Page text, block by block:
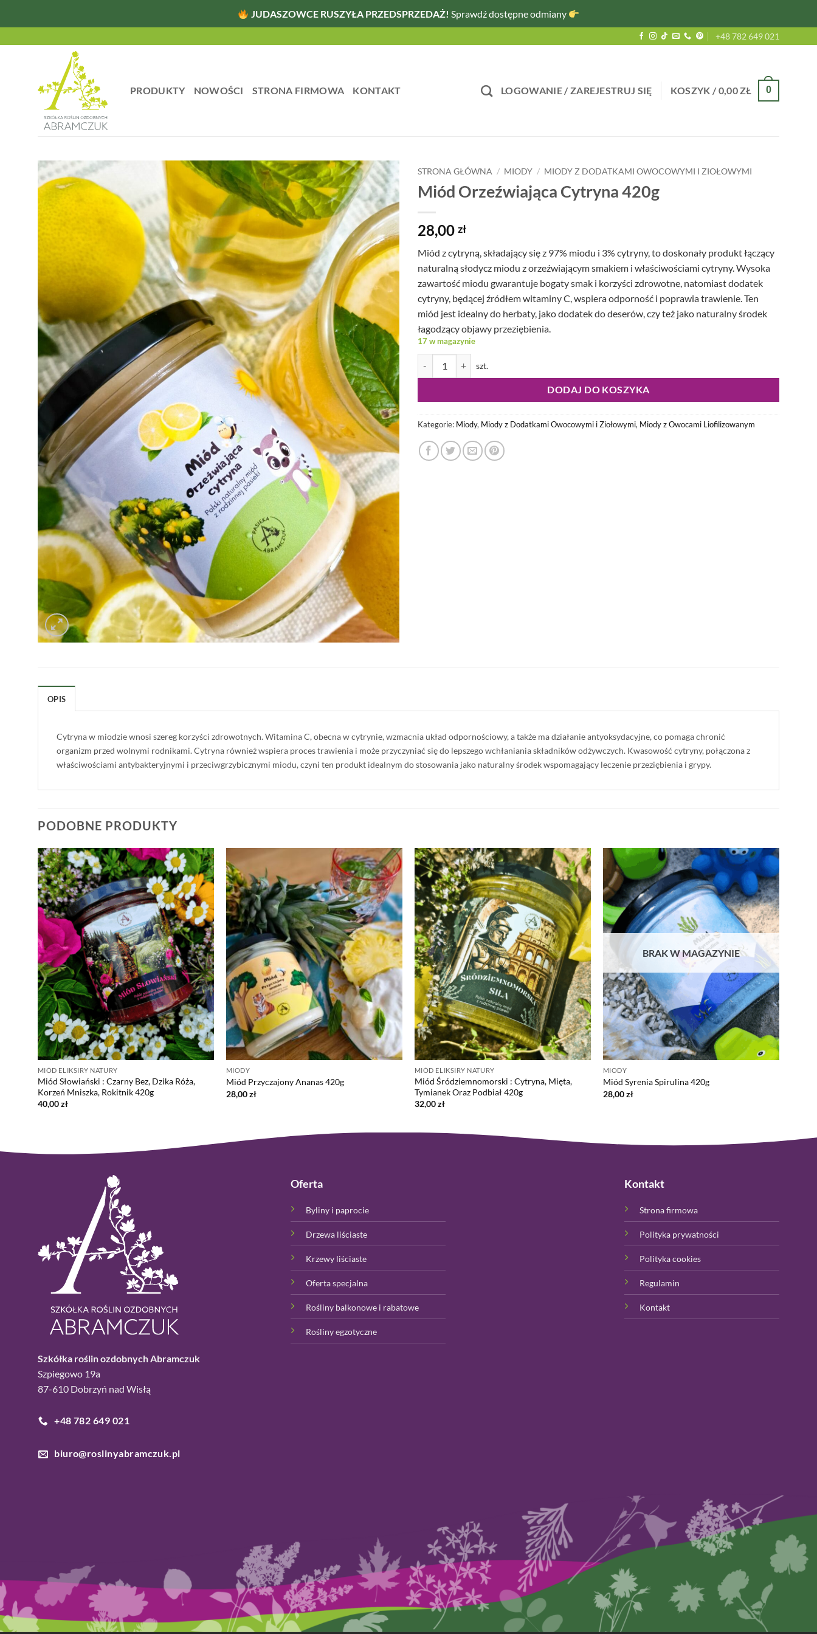
JUDASZOWCE RUSZYŁA PRZEDSPRZEDAŻ! Sprawdź dostępne odmiany
+48 782 649 021
PRODUKTY NOWOŚCI STRONA FIRMOWA KONTAKT LOGOWANIE / ZAREJESTRUJ SIĘ KOSZYK /0,00ZŁ 0
STRONA GŁÓWNA / MIODY / MIODY Z DODATKAMI OWOCOWYMI I ZIOŁOWYMI
Miód Orzeźwiająca Cytryna 420g
28,00 zł
Miód z cytryną, składający się z 97% miodu i 3% cytryny, to doskonały produkt łączący
naturalną słodycz miodu z orzeźwiającym smakiem i właściwościami cytryny. Wysoka
zawartość miodu gwarantuje bogaty smak i korzyści zdrowotne, natomiast dodatek
cytryny, będącej źródłem witaminy C, wspiera odporność i poprawia trawienie. Ten
miód jest idealny do herbaty, jako dodatek do deserów, czy też jako naturalny środek
łagodzący objawy przeziębienia.
17 w magazynie
DODAJ DO KOSZYKA
Kategorie: Miody, Miody z Dodatkami Owocowymi i Ziołowymi, Miody z Owocami Liofilizowanym
OPIS
Cytryna w miodzie wnosi szereg korzyści zdrowotnych. Witamina C, obecna w cytrynie, wzmacnia układ odpornościowy, a także ma działanie antyoksydacyjne, co pomaga chronić
organizm przed wolnymi rodnikami. Cytryna również wspiera proces trawienia i może przyczyniać się do lepszego wchłaniania składników odżywczych. Kwasowość cytryny, połączona z
właściwościami antybakteryjnymi i przeciwgrzybicznymi miodu, czyni ten produkt idealnym do stosowania jako naturalny środek wspomagający leczenie przeziębienia i grypy.
PODOBNE PRODUKTY
MIÓD ELIKSIRY NATURY
Miód Słowiański : Czarny Bez, Dzika Róża,
Korzeń Mniszka, Rokitnik 420g
40,00zł
MIODY
Miód Przyczajony Ananas 420g
28,00zł
MIÓD ELIKSIRY NATURY
Miód Śródziemnomorski : Cytryna, Mięta,
Tymianek Oraz Podbiał 420g
32,00zł
BRAK W MAGAZYNIE
MIODY
Miód Syrenia Spirulina 420g
28,00zł
Szkółka roślin ozdobnych Abramczuk
Szpiegowo 19a
87-610 Dobrzyń nad Wisłą
+48 782 649 021
biuro@roslinyabramczuk.pl
Oferta
Byliny i paprocie
Drzewa liściaste
Krzewy liściaste
Oferta specjalna
Rośliny balkonowe i rabatowe
Rośliny egzotyczne
Kontakt
Strona firmowa
Polityka prywatności
Polityka cookies
Regulamin
Kontakt